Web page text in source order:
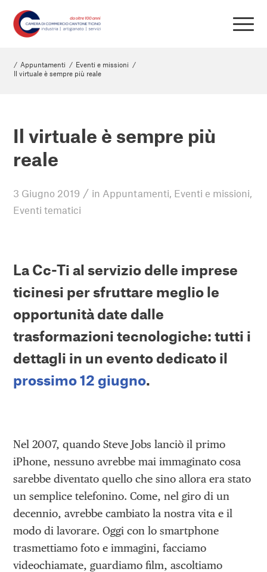
/ Appuntamenti / Eventi e missioni /
Il virtuale è sempre più reale
Il virtuale è sempre più
reale
3 Giugno 2019 / in Appuntamenti, Eventi e missioni,
Eventi tematici
La Cc-Ti al servizio delle imprese
ticinesi per sfruttare meglio le
opportunità date dalle
trasformazioni tecnologiche: tutti i
dettagli in un evento dedicato il
prossimo 12 giugno.
Nel 2007, quando Steve Jobs lanciò il primo
iPhone, nessuno avrebbe mai immaginato cosa
sarebbe diventato quello che sino allora era stato
un semplice telefonino. Come, nel giro di un
decennio, avrebbe cambiato la nostra vita e il
modo di lavorare. Oggi con lo smartphone
trasmettiamo foto e immagini, facciamo
videochiamate, guardiamo film, ascoltiamo